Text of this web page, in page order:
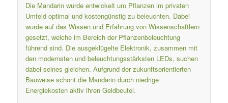
Die Mandarin wurde entwickelt um Pflanzen im privaten
Umfeld optimal und kostengünstig zu beleuchten. Dabei
wurde auf das Wissen und Erfahrung von Wissenschaftlern
gesetzt, welche im Bereich der Pflanzenbeleuchtung
führend sind. Die ausgeklügelte Elektronik, zusammen mit
den modernsten und beleuchtungsstärksten LEDs, suchen
dabei seines gleichen. Aufgrund der zukunftsorientierten
Bauweise schont die Mandarin durch niedrige
Energiekosten aktiv ihren Geldbeutel.